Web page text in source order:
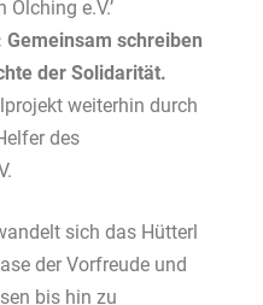
Olching e.V.’
schreiben
der Solidarität.
weiterhin durch
des
sich das Hütterl
der Vorfreude und
bis hin zu